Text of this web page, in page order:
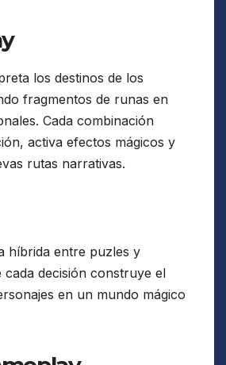
los destinos de los
fragmentos de runas en
Cada combinación
activa efectos mágicos y
rutas narrativas.
híbrida entre puzles y
cada decisión construye el
en un mundo mágico